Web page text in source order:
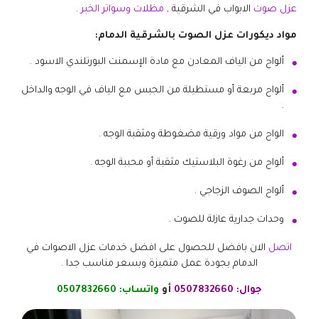
عزل صوت الابواب في الشرقية , مظلات وسواتر الخبر.
مواد ديكورات عزل الصوت بالشرقية الدمام:
ألواح من الياف المعادن مع مادة الإسمنت البورتلندي الاسود .
ألواح مربعة أو مستطيلة من الجبس مع الياف في الوجه والداخل
.
الواح من مواد ورقية مضغوطة ومثقبة الوجه .
ألواح من رغوة البلاستيك مثقبة أو محببة الوجه .
ألواح الصوف الزجاجي .
وحدات جدارية عازلة للصوت .
اتصل الان بافضل للحصول على افضل خدمات عزل الاصوات في
الدمام بجودة عمل متميزة وبسعر مناسب جدا .
جوال: 0507832660 أو واتساب: 0507832660